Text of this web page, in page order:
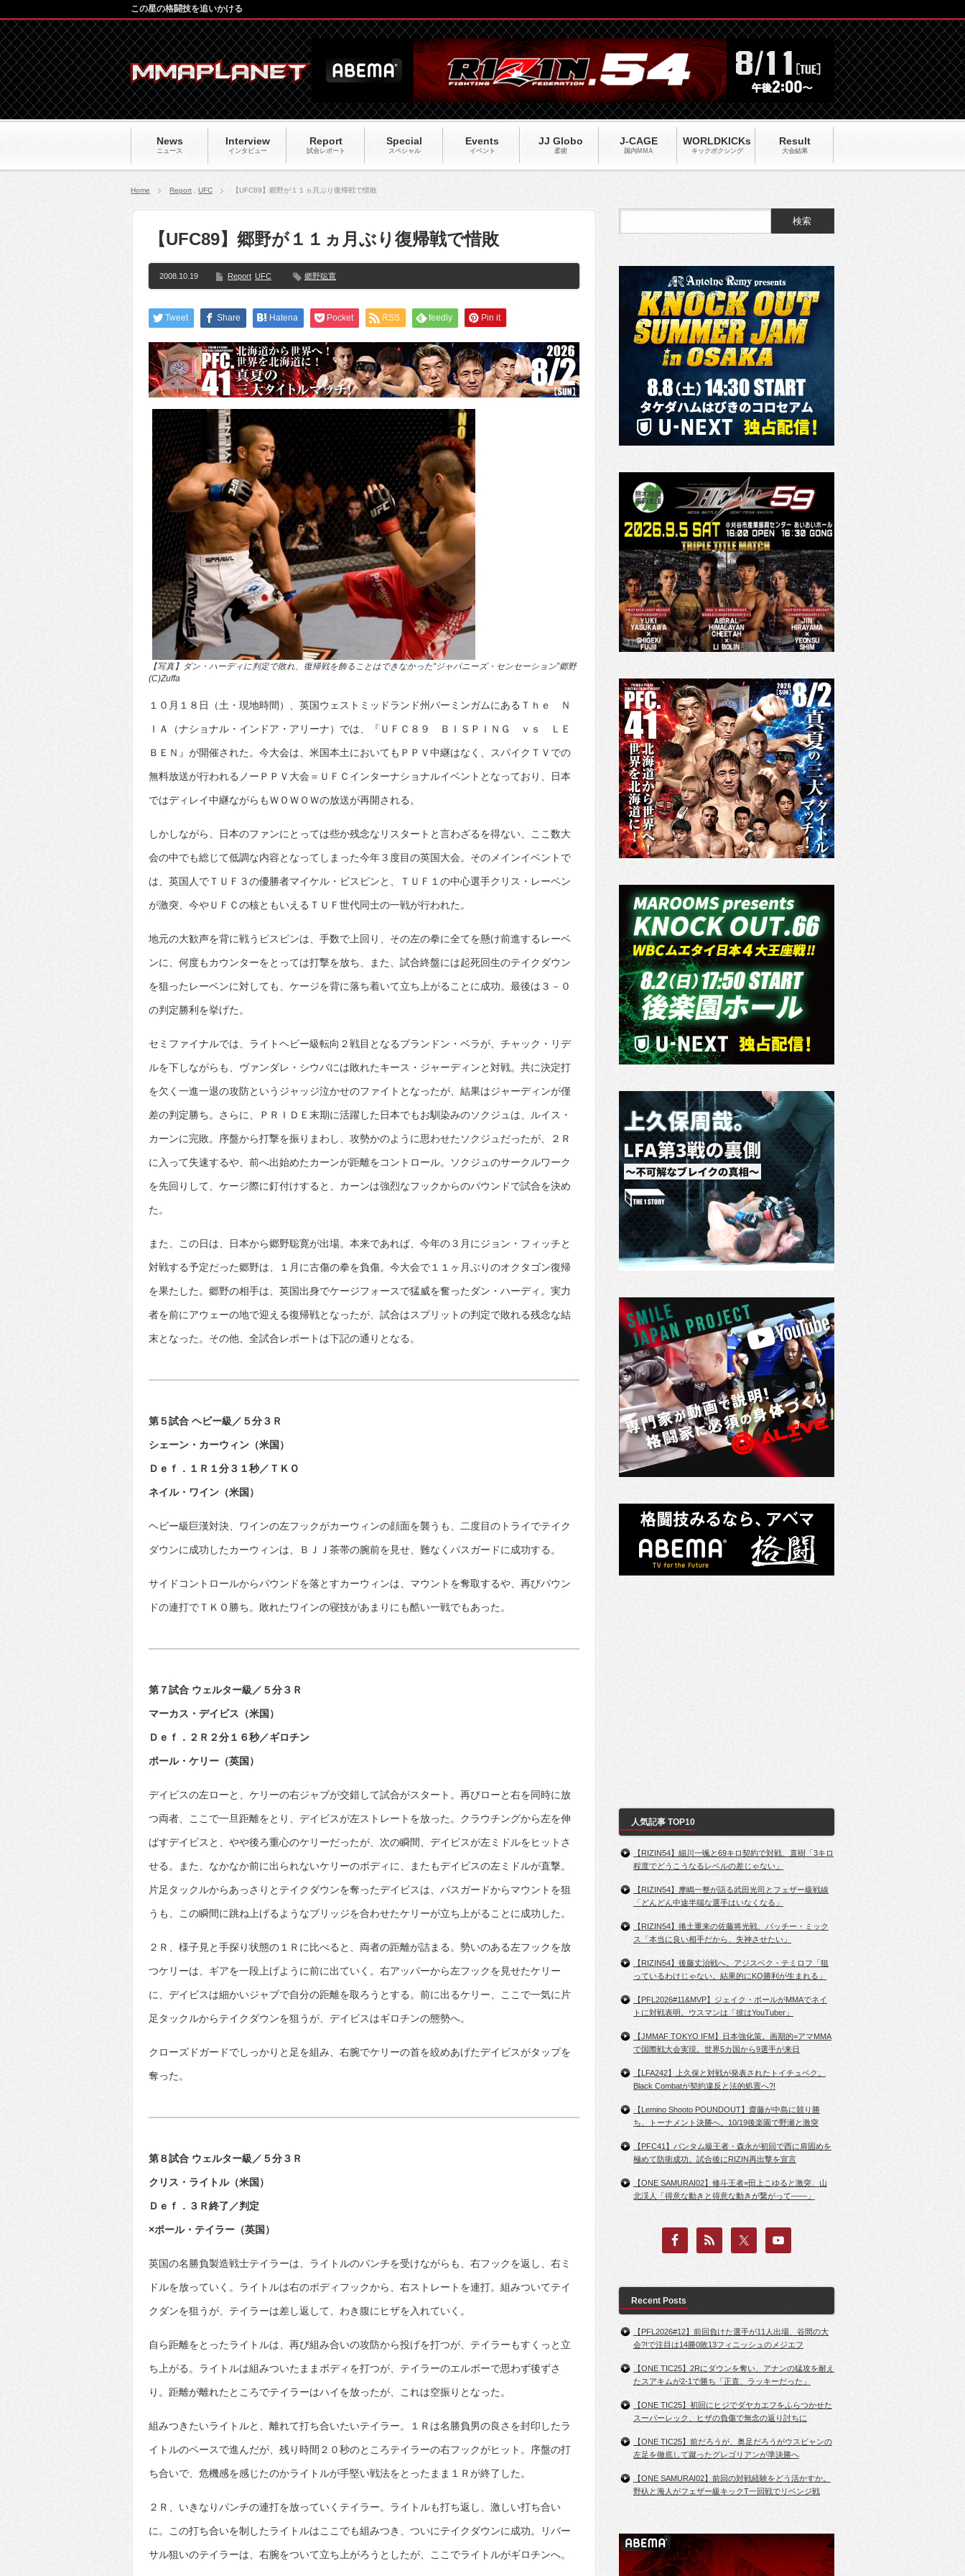
News
ニュース
Interview
インタビュー
Report
試合レポート
Special
スペシャル
Events
イベント
JJ Globo
柔術
J-CAGE
国内MMA
WORLDKICKs
キックポクシング
Result
大会結果
この星の格闘技を追いかける
Home Report UFC 【UFC89】郷野が１１ヵ月ぶり復帰戦で惜敗
【UFC89】郷野が１１ヵ月ぶり復帰戦で惜敗
2008.10.19 Report UFC 郷野聡寛
Tweet Share Hatena Pocket RSS feedly Pin it
【写真】ダン・ハーディに判定で敗れ、復帰戦を飾ることはできなかった“ジャパニーズ・センセーション”郷野
(C)Zuffa
１０月１８日（土・現地時間）、英国ウェストミッドランド州バーミンガムにあるＴｈｅ Ｎ
ＩＡ（ナショナル・インドア・アリーナ）では、『ＵＦＣ８９ ＢＩＳＰＩＮＧ ｖｓ ＬＥ
ＢＥＮ』が開催された。今大会は、米国本土においてもＰＰＶ中継はなく、スパイクＴＶでの
無料放送が行われるノーＰＰＶ大会＝ＵＦＣインターナショナルイベントとなっており、日本
ではディレイ中継ながらもＷＯＷＯＷの放送が再開される。
しかしながら、日本のファンにとっては些か残念なリスタートと言わざるを得ない、ここ数大
会の中でも総じて低調な内容となってしまった今年３度目の英国大会。そのメインイベントで
は、英国人でＴＵＦ３の優勝者マイケル・ビスピンと、ＴＵＦ１の中心選手クリス・レーベン
が激突、今やＵＦＣの核ともいえるＴＵＦ世代同士の一戦が行われた。
地元の大歓声を背に戦うピスピンは、手数で上回り、その左の拳に全てを懸け前進するレーベ
ンに、何度もカウンターをとっては打撃を放ち、また、試合終盤には起死回生のテイクダウン
を狙ったレーベンに対しても、ケージを背に落ち着いて立ち上がることに成功。最後は３－０
の判定勝利を挙げた。
セミファイナルでは、ライトヘビー級転向２戦目となるブランドン・ベラが、チャック・リデ
ルを下しながらも、ヴァンダレ・シウバには敗れたキース・ジャーディンと対戦。共に決定打
を欠く一進一退の攻防というジャッジ泣かせのファイトとなったが、結果はジャーディンが僅
差の判定勝ち。さらに、ＰＲＩＤＥ末期に活躍した日本でもお馴染みのソクジュは、ルイス・
カーンに完敗。序盤から打撃を振りまわし、攻勢かのように思わせたソクジュだったが、２Ｒ
に入って失速するや、前へ出始めたカーンが距離をコントロール。ソクジュのサークルワーク
を先回りして、ケージ際に釘付けすると、カーンは強烈なフックからのパウンドで試合を決め
た。
また、この日は、日本から郷野聡寛が出場。本来であれば、今年の３月にジョン・フィッチと
対戦する予定だった郷野は、１月に古傷の拳を負傷。今大会で１１ヶ月ぶりのオクタゴン復帰
を果たした。郷野の相手は、英国出身でケージフォースで猛威を奮ったダン・ハーディ。実力
者を前にアウェーの地で迎える復帰戦となったが、試合はスプリットの判定で敗れる残念な結
末となった。その他、全試合レポートは下記の通りとなる。
第５試合 ヘビー級／５分３Ｒ
シェーン・カーウィン（米国）
Ｄｅｆ．１Ｒ１分３１秒／ＴＫＯ
ネイル・ワイン（米国）
ヘビー級巨漢対決、ワインの左フックがカーウィンの顔面を襲うも、二度目のトライでテイク
ダウンに成功したカーウィンは、ＢＪＪ茶帯の腕前を見せ、難なくパスガードに成功する。
サイドコントロールからパウンドを落とすカーウィンは、マウントを奪取するや、再びパウン
ドの連打でＴＫＯ勝ち。敗れたワインの寝技があまりにも酷い一戦でもあった。
第７試合 ウェルター級／５分３Ｒ
マーカス・デイビス（米国）
Ｄｅｆ．２Ｒ２分１６秒／ギロチン
ポール・ケリー（英国）
デイビスの左ローと、ケリーの右ジャブが交錯して試合がスタート。再びローと右を同時に放
つ両者、ここで一旦距離をとり、デイビスが左ストレートを放った。クラウチングから左を伸
ばすデイビスと、やや後ろ重心のケリーだったが、次の瞬間、デイビスが左ミドルをヒットさ
せる。また、なかなか前に出られないケリーのボディに、またもデイビスの左ミドルが直撃。
片足タックルからあっさりとテイクダウンを奪ったデイビスは、パスガードからマウントを狙
うも、この瞬間に跳ね上げるようなブリッジを合わせたケリーが立ち上がることに成功した。
２Ｒ、様子見と手探り状態の１Ｒに比べると、両者の距離が詰まる。勢いのある左フックを放
つケリーは、ギアを一段上げように前に出ていく。右アッパーから左フックを見せたケリー
に、デイビスは細かいジャブで自分の距離を取ろうとする。前に出るケリー、ここで一気に片
足タックルからテイクダウンを狙うが、デイビスはギロチンの態勢へ。
クローズドガードでしっかりと足を組み、右腕でケリーの首を絞めあげたデイビスがタップを
奪った。
第８試合 ウェルター級／５分３Ｒ
クリス・ライトル（米国）
Ｄｅｆ．３Ｒ終了／判定
×ポール・テイラー（英国）
英国の名勝負製造戦士テイラーは、ライトルのパンチを受けながらも、右フックを返し、右ミ
ドルを放っていく。ライトルは右のボディフックから、右ストレートを連打。組みついてテイ
クダンを狙うが、テイラーは差し返して、わき腹にヒザを入れていく。
自ら距離をとったライトルは、再び組み合いの攻防から投げを打つが、テイラーもすくっと立
ち上がる。ライトルは組みついたままボディを打つが、テイラーのエルボーで思わず後ずさ
り。距離が離れたところでテイラーはハイを放ったが、これは空振りとなった。
組みつきたいライトルと、離れて打ち合いたいテイラー。１Ｒは名勝負男の良さを封印したラ
イトルのペースで進んだが、残り時間２０秒のところテイラーの右フックがヒット。序盤の打
ち合いで、危機感を感じたのかライトルが手堅い戦法をとったまま１Ｒが終了した。
２Ｒ、いきなりパンチの連打を放っていくテイラー。ライトルも打ち返し、激しい打ち合い
に。この打ち合いを制したライトルはここでも組みつき、ついにテイクダウンに成功。リバー
サル狙いのテイラーは、右腕をついて立ち上がろうとしたが、ここでライトルがギロチンへ。
人気記事 TOP10
【RIZIN54】細川一颯と69キロ契約で対戦、直樹「3キロ
程度でどうこうなるレベルの差じゃない」
【RIZIN54】摩嶋一整が語る武田光司とフェザー級戦線
「どんどん中途半端な選手はいなくなる」
【RIZIN54】捲土重来の佐藤将光戦、パッチー・ミック
ス「本当に良い相手だから、失神させたい」
【RIZIN54】後藤丈治戦へ。アジスベク・テミロフ「狙
っているわけじゃない。結果的にKO勝利が生まれる」
【PFL2026#11&MVP】ジェイク・ポールがMMAでネイ
トに対戦表明。ウスマンは「彼はYouTuber」
【JMMAF TOKYO IFM】日本強化策。画期的=アマMMA
で国際戦大会実現。世界5カ国から9選手が来日
【LFA242】上久保と対戦が発表されたトイチュベク。
Black Combatが契約違反と法的処置へ?!
【Lemino Shooto POUNDOUT】齋藤が中島に競り勝
ち、トーナメント決勝へ。10/19後楽園で野瀬と激突
【PFC41】バンタム級王者・森永が初回で西に肩固めを
極めて防衛成功。試合後にRIZIN再出撃を宣言
【ONE SAMURAI02】修斗王者=田上こゆると激突、山
北渓人「得意な動きと得意な動きが繋がって――」
Recent Posts
【PFL2026#12】前回負けた選手が11人出場、谷間の大
会?!で注目は14勝0敗13フィニッシュのメジエフ
【ONE TIC25】2Rにダウンを奪い、アナンの猛攻を耐え
たスアキムが2-1で勝ち「正直、ラッキーだった」
【ONE TIC25】初回にヒジでダヤカエフをふらつかせた
スーパーレック、ヒザの負傷で無念の返り討ちに
【ONE TIC25】前だろうが、奥足だろうがウスビャンの
左足を徹底して蹴ったグレゴリアンが準決勝へ
【ONE SAMURAI02】前回の対戦経験をどう活かすか。
野杁と海人がフェザー級キックT一回戦でリベンジ戦